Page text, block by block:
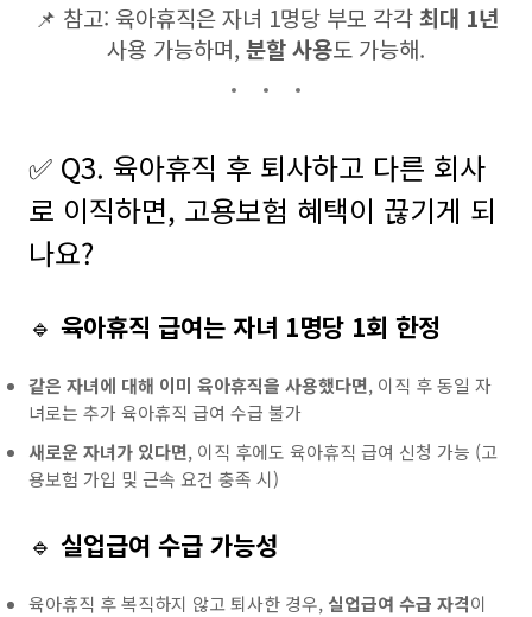
📌 참고: 육아휴직은 자녀 1명당 부모 각각최대 1년
사용 가능하며, 분할 사용도 가능해.
✅ Q3. 육아휴직 후 퇴사하고 다른 회사
로 이직하면, 고용보험 혜택이 끊기게 되
나요?
🔹 육아휴직 급여는 자녀 1명당 1회 한정
같은 자녀에 대해 이미 육아휴직을 사용했다면, 이직 후 동일 자
녀로는 추가 육아휴직 급여 수급 불가
새로운 자녀가 있다면, 이직 후에도 육아휴직 급여 신청 가능 (고
용보험 가입 및 근속 요건 충족 시)
🔹 실업급여 수급 가능성
육아휴직 후 복직하지 않고 퇴사한 경우, 실업급여 수급 자격이